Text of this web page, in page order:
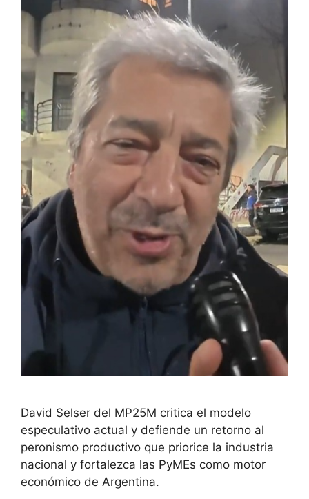
David Selser del MP25M critica el modelo
especulativo actual y defiende un retorno al
peronismo productivo que priorice la industria
nacional y fortalezca las PyMEs como motor
económico de Argentina.